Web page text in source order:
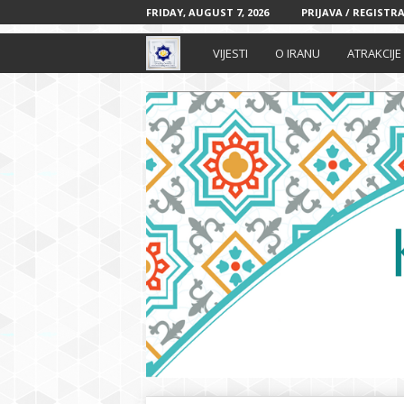
FRIDAY, AUGUST 7, 2026 PRIJAVA /
r
a
n
s
k
i
k
VIJESTI O IRANU ATRAKCIJE